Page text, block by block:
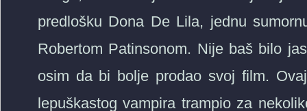
predlošku Dona De Lila, jednu
Robertom Patinsonom. Nije baš bilo
osim da bi bolje prodao svoj film.
lepuškastog vampira trampio za